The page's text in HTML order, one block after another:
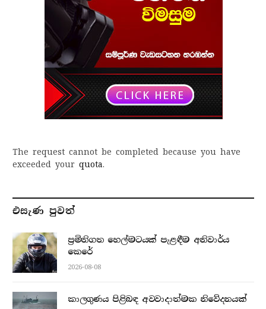
The request cannot be completed because you have
exceeded your quota.
එසැණ පුව​ත්
ප්‍රමිතිගත හෙල්මටයක් පැළඳීම අනිවාර්ය
කෙරේ
2026-08-08
කාලගුණය පිළිබඳ අවවාදාත්මක නිවේදනයක්